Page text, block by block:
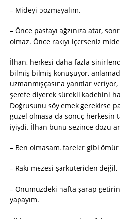
– Mideyi bozmayalım.
– Önce pastayı ağzınıza atar,
olmaz. Önce rakıyı içerseniz
İlhan, herkesi daha fazla
bilmiş bilmiş konuşuyor,
uzmanmışçasına yanıtlar
şerefe diyerek sürekli kadehini
Doğrusunu söylemek gerekirse
güzel olmasa da sonuç herkesin
iyiydi. İlhan bunu sezince dozu
– Ben olmasam, fareler gibi
– Rakı mezesi şarküteriden değil,
– Önümüzdeki hafta şarap
yapayım.